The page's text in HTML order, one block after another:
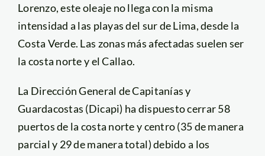
Lorenzo, este oleaje no llega con la misma
intensidad a las playas del sur de Lima, desde la
Costa Verde. Las zonas más afectadas suelen ser
la costa norte y el Callao.
La Dirección General de Capitanías y
Guardacostas (Dicapi) ha dispuesto cerrar 58
puertos de la costa norte y centro (35 de manera
parcial y 29 de manera total) debido a los